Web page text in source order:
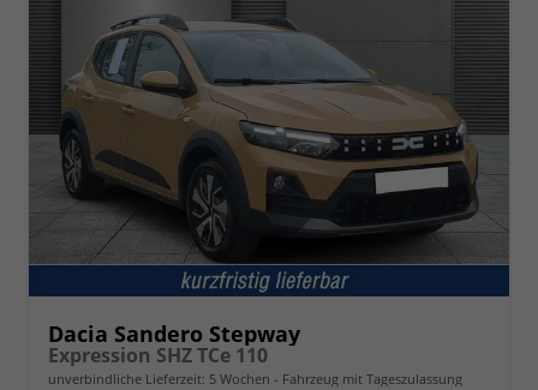
Dacia Sandero Stepway
Expression SHZ TCe 110
unverbindliche Lieferzeit: 5 Wochen Fahrzeug mit Tageszulassung